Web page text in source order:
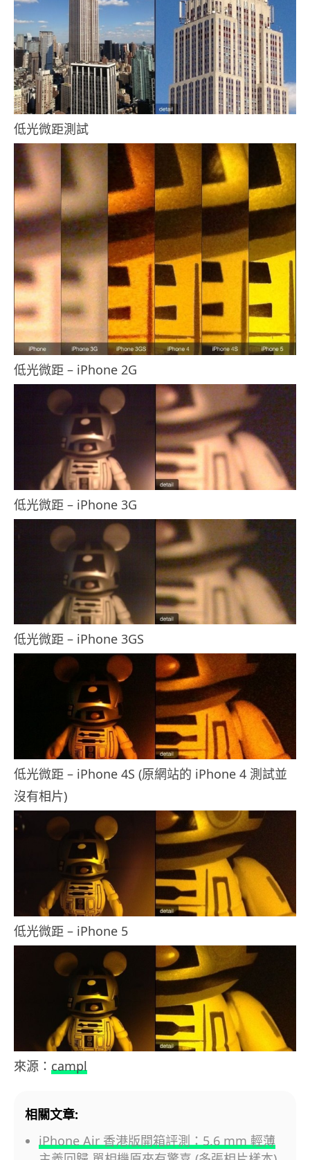
低光微距測試
低光微距 – iPhone 2G
低光微距 – iPhone 3G
低光微距 – iPhone 3GS
低光微距 – iPhone 4S (原網站的 iPhone 4 測試並
沒有相片)
低光微距 – iPhone 5
來源： campl
相關文章:
iPhone Air 香港版開箱評測：5.6 mm 輕薄